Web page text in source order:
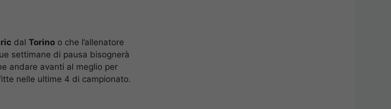
dal Torino o che l’allenatore
settimane di pausa bisognerà
andare avanti al meglio per
nelle ultime 4 di campionato.